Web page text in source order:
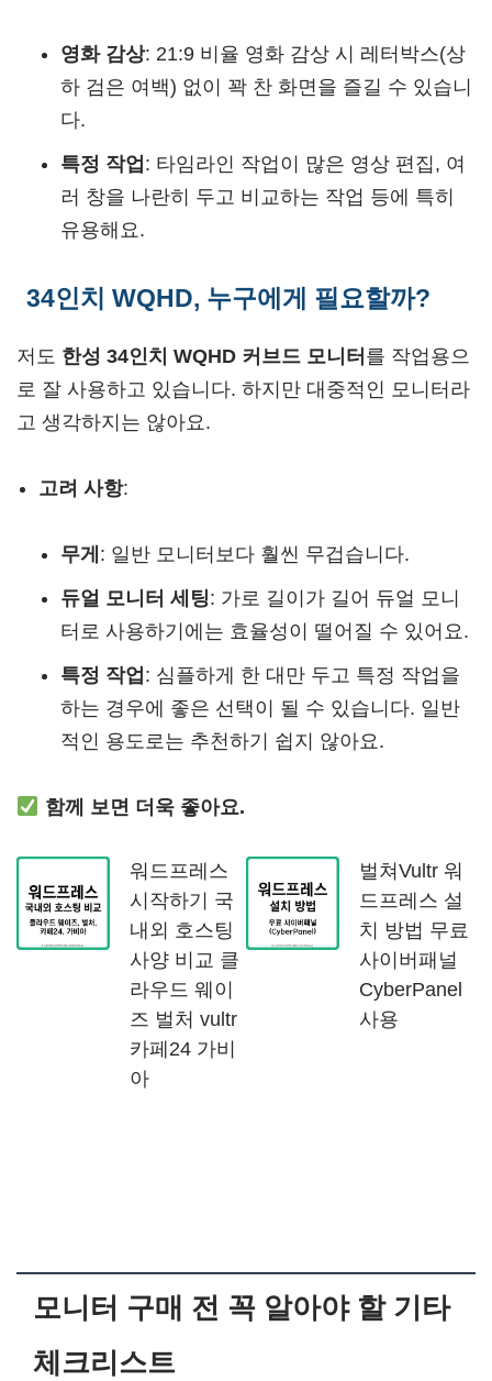
영화 감상: 21:9 비율 영화 감상 시 레터박스(상
하 검은 여백) 없이 꽉 찬 화면을 즐길 수 있습니
다.
특정 작업 : 타임라인 작업이 많은 영상 편집, 여
러 창을 나란히 두고 비교하는 작업 등에 특히
유용해요.
34인치 WQHD, 누구에게 필요할까?
저도 한성 34인치 WQHD 커브드 모니터 를 작업용으
로 잘 사용하고 있습니다. 하지만 대중적인 모니터라
고 생각하지는 않아요.
고려 사항:
무게 : 일반 모니터보다 훨씬 무겁습니다.
듀얼 모니터 세팅: 가로 길이가 길어 듀얼 모니
터로 사용하기에는 효율성이 떨어질 수 있어요.
특정 작업 : 심플하게 한 대만 두고 특정 작업을
하는 경우에 좋은 선택이 될 수 있습니다. 일반
적인 용도로는 추천하기 쉽지 않아요.
함께 보면 더욱 좋아요.
워드프레스
시작하기 국
내외 호스팅
사양 비교 클
라우드 웨이
즈 벌처 vultr
카페24 가비
아
벌쳐Vultr 워
드프레스 설
치 방법 무료
사이버패널
CyberPanel
사용
모니터 구매 전 꼭 알아야 할 기타
체크리스트